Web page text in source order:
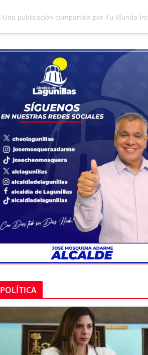
Una publicación compartida por Tu Mundo Inter (@tumundointer)
POLÍTICA